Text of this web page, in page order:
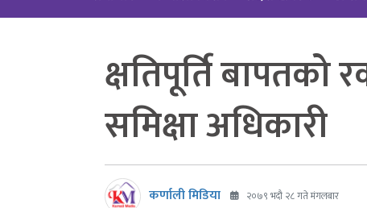
क्षतिपूर्ति
समिक्षा अधिकारी
कर्णाली मिडिया २०७९ भदौ २८ गते मंगलबार